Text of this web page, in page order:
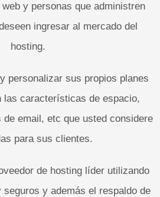
y personas que administren
ingresar al mercado del
hosting.
personalizar sus propios planes
las características de espacio,
email, etc que usted considere
para sus clientes.
de hosting líder utilizando
y además el respaldo de